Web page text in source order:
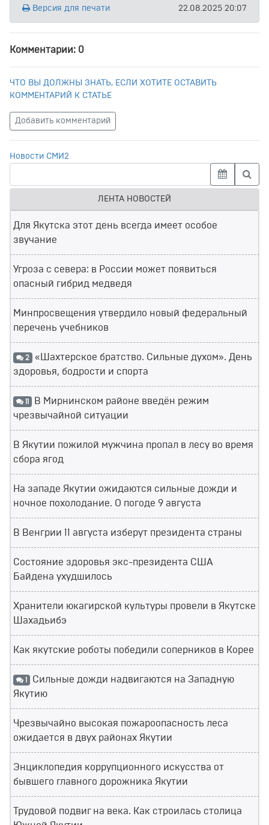
Версия для печати 22.08.2025 20:07
Комментарии: 0
ЧТО ВЫ ДОЛЖНЫ ЗНАТЬ, ЕСЛИ ХОТИТЕ ОСТАВИТЬ
КОММЕНТАРИЙ К СТАТЬЕ
Добавить комментарий
Новости СМИ2
ЛЕНТА НОВОСТЕЙ
Для Якутска этот день всегда имеет особое
звучание
Угроза с севера: в России может появиться
опасный гибрид медведя
Минпросвещения утвердило новый федеральный
перечень учебников
2 «Шахтерское братство. Сильные духом». День
здоровья, бодрости и спорта
11 В Мирнинском районе введён режим
чрезвычайной ситуации
В Якутии пожилой мужчина пропал в лесу во время
сбора ягод
На западе Якутии ожидаются сильные дожди и
ночное похолодание. О погоде 9 августа
В Венгрии 11 августа изберут президента страны
Состояние здоровья экс-президента США
Байдена ухудшилось
Хранители юкагирской культуры провели в Якутске
Шахадьибэ
Как якутские роботы победили соперников в Корее
1 Сильные дожди надвигаются на Западную
Якутию
Чрезвычайно высокая пожароопасность леса
ожидается в двух районах Якутии
Энциклопедия коррупционного искусства от
бывшего главного дорожника Якутии
Трудовой подвиг на века. Как строилась столица